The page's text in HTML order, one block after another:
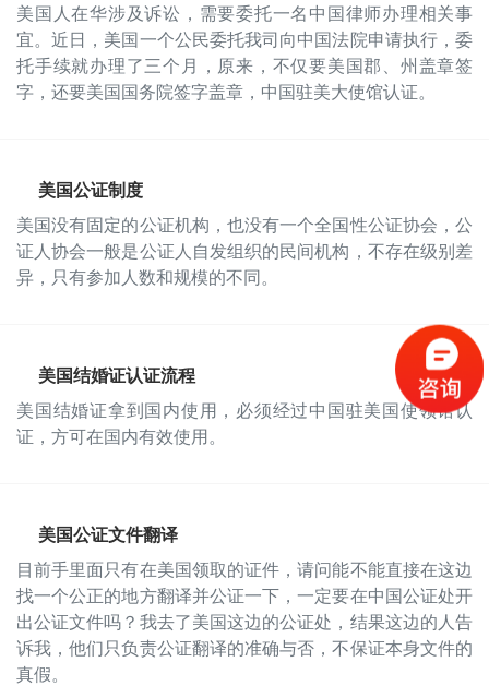
美国人在华涉及诉讼，需要委托一名中国律师办理相关事
宜。近日，美国一个公民委托我司向中国法院申请执行，委
托手续就办理了三个月，原来，不仅要美国郡、州盖章签
字，还要美国国务院签字盖章，中国驻美大使馆认证。
美国公证制度
美国没有固定的公证机构，也没有一个全国性公证协会，公
证人协会一般是公证人自发组织的民间机构，不存在级别差
异，只有参加人数和规模的不同。
美国结婚证认证流程
美国结婚证拿到国内使用，必须经过中国驻美国使领馆认
证，方可在国内有效使用。
美国公证文件翻译
目前手里面只有在美国领取的证件，请问能不能直接在这边
找一个公正的地方翻译并公证一下，一定要在中国公证处开
出公证文件吗？我去了美国这边的公证处，结果这边的人告
诉我，他们只负责公证翻译的准确与否，不保证本身文件的
真假。